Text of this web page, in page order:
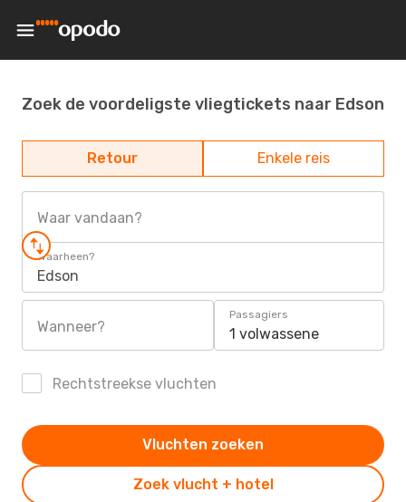
Zoek de voordeligste vliegtickets naar Edson
Retour Enkele reis
Waar vandaan?
Waarheen?
Edson
Wanneer?
Passagiers
1 volwassene
Rechtstreekse vluchten
Zoek vlucht + hotel
Vluchten zoeken